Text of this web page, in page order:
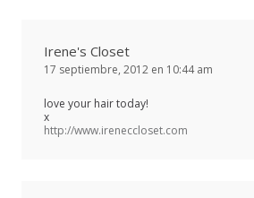
Irene's Closet
17 septiembre, 2012 en 10:44 am
love your hair today!
x
http://www.ireneccloset.com